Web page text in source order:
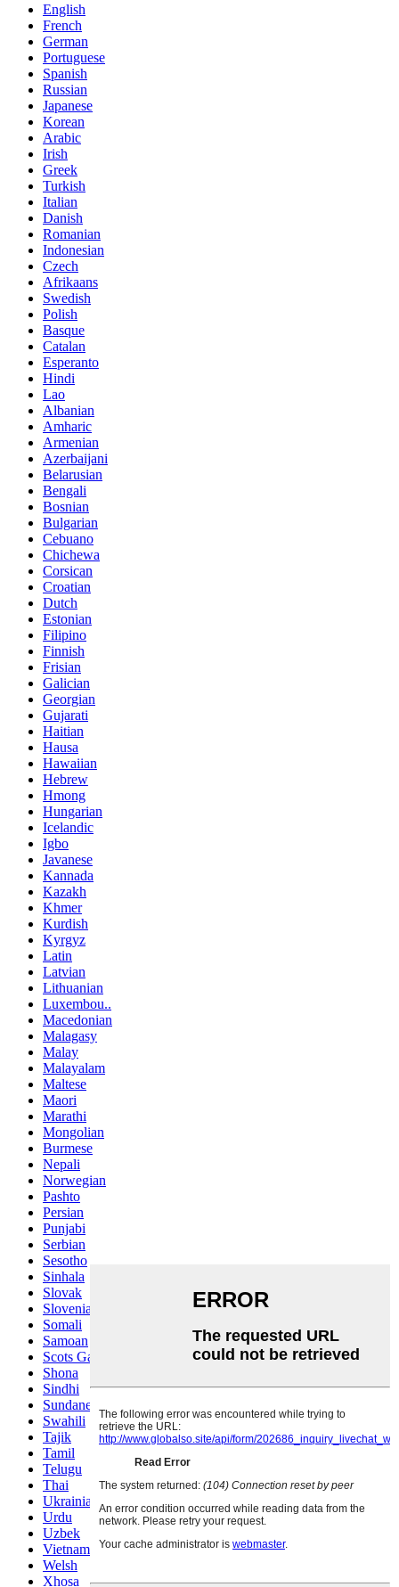
English
French
German
Portuguese
Spanish
Russian
Japanese
Korean
Arabic
Irish
Greek
Turkish
Italian
Danish
Romanian
Indonesian
Czech
Afrikaans
Swedish
Polish
Basque
Catalan
Esperanto
Hindi
Lao
Albanian
Amharic
Armenian
Azerbaijani
Belarusian
Bengali
Bosnian
Bulgarian
Cebuano
Chichewa
Corsican
Croatian
Dutch
Estonian
Filipino
Finnish
Frisian
Galician
Georgian
Gujarati
Haitian
Hausa
Hawaiian
Hebrew
Hmong
Hungarian
Icelandic
Igbo
Javanese
Kannada
Kazakh
Khmer
Kurdish
Kyrgyz
Latin
Latvian
Lithuanian
Luxembou..
Macedonian
Malagasy
Malay
Malayalam
Maltese
Maori
Marathi
Mongolian
Burmese
Nepali
Norwegian
Pashto
Persian
Punjabi
Serbian
Sesotho
Sinhala
Slovak
Slovenian
Somali
Samoan
Scots Gaelic
Shona
Sindhi
Sundanese
Swahili
Tajik
Tamil
Telugu
Thai
Ukrainian
Urdu
Uzbek
Vietnamese
Welsh
Xhosa